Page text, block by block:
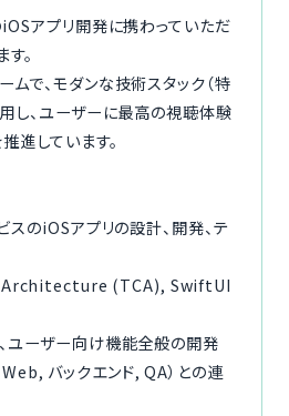
ログイン
アプリ開発に携わっていただ
。
で、モダンな技術スタック（特
し、ユーザーに最高の視聴体験
進しています。
スのiOSアプリの設計、開発、テ
Architecture (TCA), SwiftUI
ユーザー向け機能全般の開発
バックエンド, QA）との連